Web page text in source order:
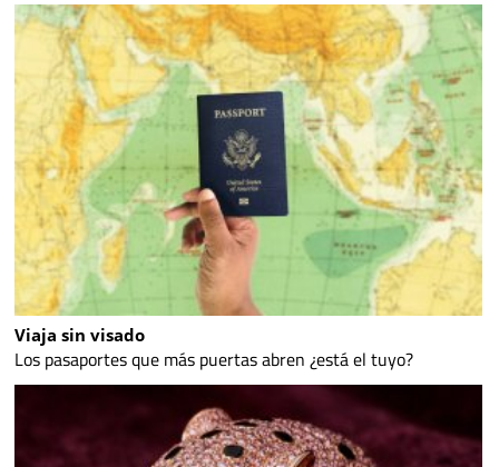
Viaja sin visado
Los pasaportes que más puertas abren ¿está el tuyo?